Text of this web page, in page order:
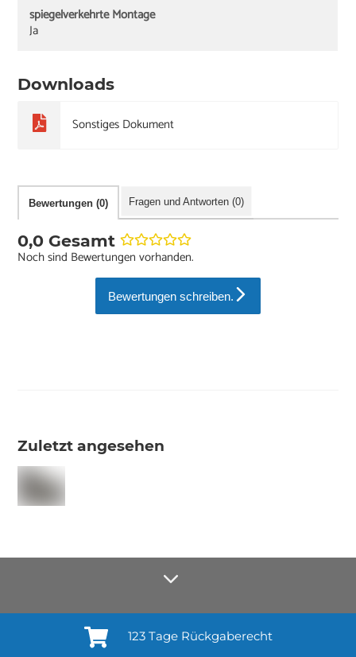
spiegelverkehrte Montage
Ja
Downloads
Sonstiges Dokument
Bewertungen (0) Fragen und Antworten (0)
0,0 Gesamt
Noch sind Bewertungen vorhanden.
Bewertungen schreiben.
Zuletzt angesehen
Anmelden¹
123 Tage Rückgaberecht